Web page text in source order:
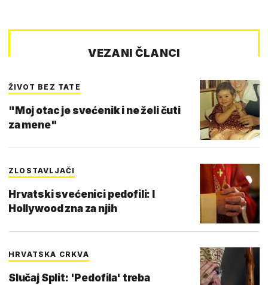
VEZANI ČLANCI
ŽIVOT BEZ TATE
"Moj otac je svećenik i ne želi čuti
za mene"
ZLOSTAVLJAČI
Hrvatski svećenici pedofili: I
Hollywood zna za njih
HRVATSKA CRKVA
Slučaj Split: 'Pedofila' treba